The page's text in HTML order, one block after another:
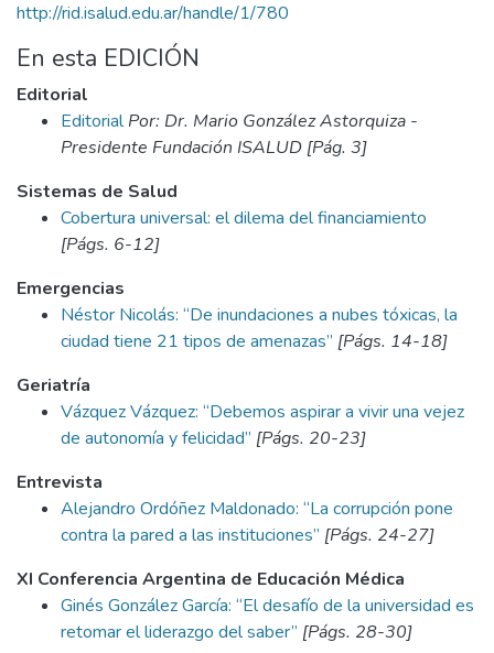
http://rid.isalud.edu.ar/handle/1/780
En esta EDICIÓN
Editorial
EditorialPor: Dr. Mario González Astorquiza -
Presidente Fundación ISALUD [Pág. 3]
Sistemas de Salud
Cobertura universal: el dilema del financiamiento
[Págs. 6-12]
Emergencias
Néstor Nicolás: “De inundaciones a nubes tóxicas, la
ciudad tiene 21 tipos de amenazas” [Págs. 14-18]
Geriatría
Vázquez Vázquez: “Debemos aspirar a vivir una vejez
de autonomía y felicidad” [Págs. 20-23]
Entrevista
Alejandro Ordóñez Maldonado: “La corrupción pone
contra la pared a las instituciones” [Págs. 24-27]
XI Conferencia Argentina de Educación Médica
Ginés González García: “El desafío de la universidad es
retomar el liderazgo del saber” [Págs. 28-30]